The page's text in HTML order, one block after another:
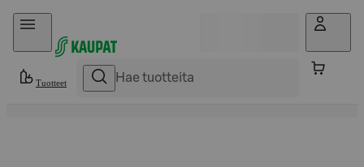
Hyppää sisältöön
Tuotteet